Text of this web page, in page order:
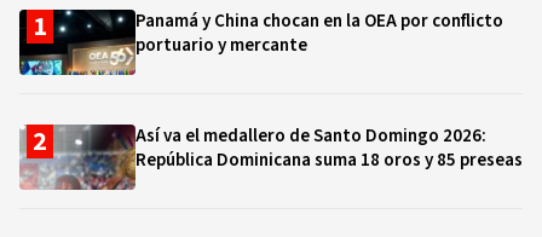
Panamá y China chocan en la OEA por conflicto
portuario y mercante
Así va el medallero de Santo Domingo 2026:
República Dominicana suma 18 oros y 85 preseas